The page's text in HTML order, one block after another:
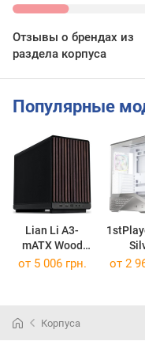
Отзывы о брендах из
раздела корпуса
Популярные
Lian Li A3-
mATX Wood
Black
от 5 006 грн. от 2
Корпуса